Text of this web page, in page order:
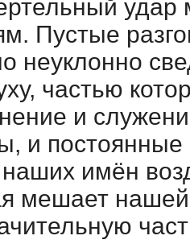
удар
Пустые
неуклонно
частью
и
и постоянные
имён
мешает